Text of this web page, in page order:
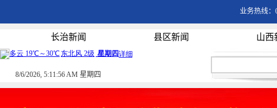
业务热线：
长治新闻 县区新闻 山西
8/6/2026, 5:11:56 AM 星期四